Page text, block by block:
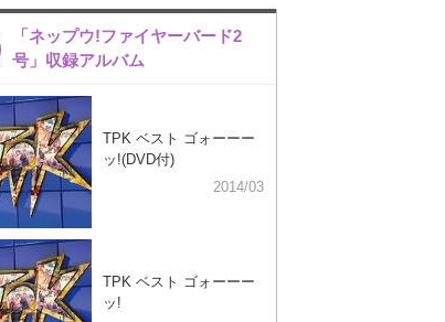
「ネップウ!ファイヤーバード2
号」収録アルバム
TPK ベスト ゴォーーー
ッ!(DVD付)
2014/03
TPK ベスト ゴォーーー
ッ!